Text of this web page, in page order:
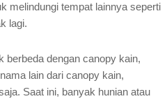
melindungi tempat lainnya seperti
lagi.
berbeda dengan canopy kain,
lain dari canopy kain,
Saat ini, banyak hunian atau